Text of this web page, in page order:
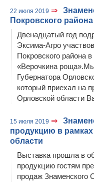
22 июля 2019 ⇒
Покровского
Двенадцатый год
Эксима-Агро
Покровского района
«Верочкина
Губернатора
который приехал на
Орловской области
15 июля 2019 ⇒
продукцию в
области
Выставка прошла в
продукцию гостям
продаж Знаменского